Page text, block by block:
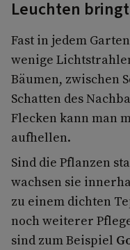
Leuchten bringt
Fast in jedem
wenige
Bäumen, zwischen
Schatten des
Flecken kann man
aufhellen.
Sind die Pflanzen
wachsen sie
zu einem dichten
noch weiterer
sind zum Beispiel